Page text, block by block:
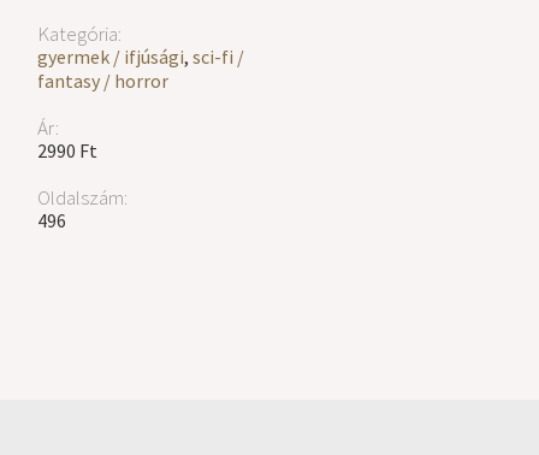
Kategória:
gyermek / ifjúsági,sci-fi /
fantasy / horror
Ár:
2990 Ft
Oldalszám:
496